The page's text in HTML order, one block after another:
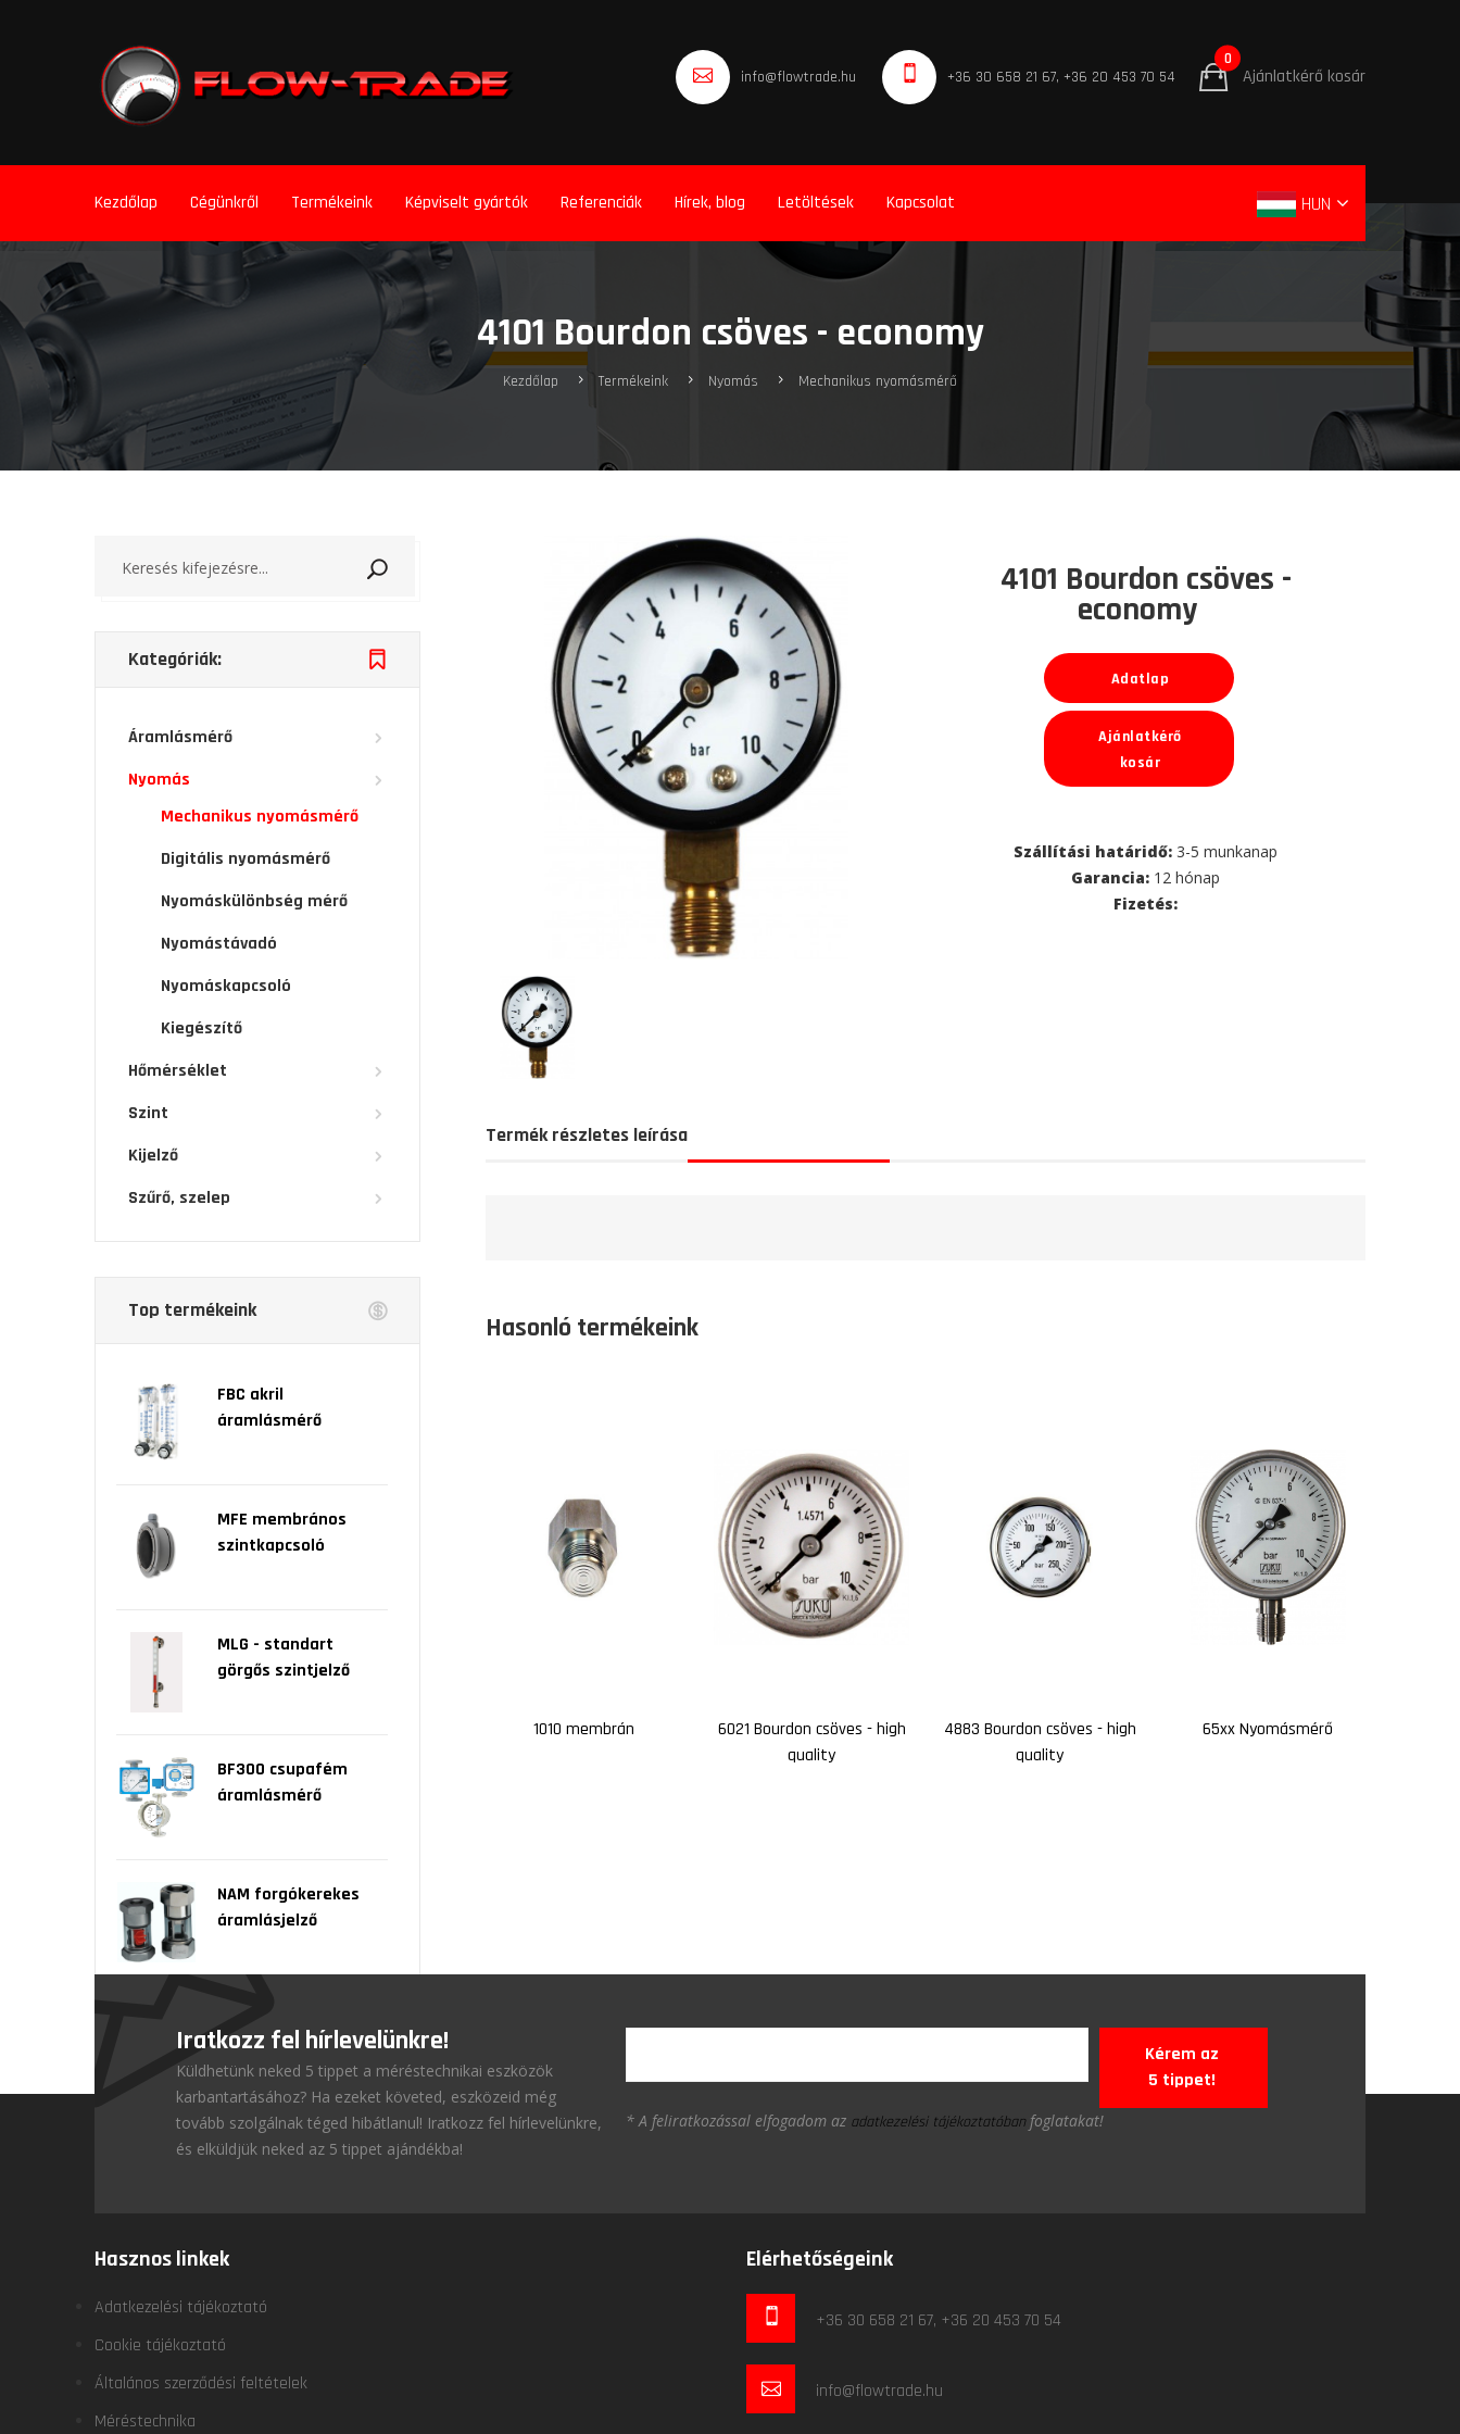
info@flowtrade.hu +36 30 658 21 67, +36 20 453 70 54 Ajánlatkérő kosár
0
Kezdőlap Cégünkről Termékeink Képviselt gyártók Referenciák Hírek, blog Letöltések Kapcsolat HUN
4101 Bourdon csöves - economy
Kezdőlap Termékeink Nyomás Mechanikus nyomásmérő
4101 Bourdon csöves -
economy
Adatlap
Ajánlatkérő
kosár
Szállítási határidő: 3-5 munkanap
Garancia: 12 hónap
Fizetés:
Termék részletes leírása
Hasonló termékeink
1010 membrán
6021 Bourdon csöves - high
quality
4883 Bourdon csöves - high
quality
65xx Nyomásmérő
Kategóriák:
Áramlásmérő
Nyomás
Mechanikus nyomásmérő
Digitális nyomásmérő
Nyomáskülönbség mérő
Nyomástávadó
Nyomáskapcsoló
Kiegészítő
Hőmérséklet
Szint
Kijelző
Szűrő, szelep
Top termékeink
FBC akril
áramlásmérő
MFE membrános
szintkapcsoló
MLG - standart
görgős szintjelző
BF300 csupafém
áramlásmérő
NAM forgókerekes
áramlásjelző
Iratkozz fel hírlevelünkre!
Küldhetünk neked 5 tippet a méréstechnikai eszközök
karbantartásához? Ha ezeket követed, eszközeid még
tovább szolgálnak téged hibátlanul! Iratkozz fel hírlevelünkre,
és elküldjük neked az 5 tippet ajándékba!
Kérem az
5 tippet!
* A feliratkozással elfogadom az adatkezelési tájékoztatóbanfoglatakat!
Hasznos linkek
Adatkezelési tájékoztató
Cookie tájékoztató
Általános szerződési feltételek
Méréstechnika
Elérhetőségeink
+36 30 658 21 67, +36 20 453 70 54
info@flowtrade.hu